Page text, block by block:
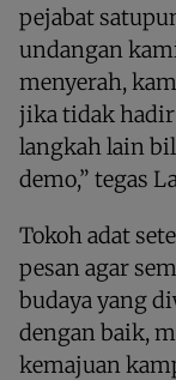
pejabat
undangan
menyerah,
jika tidak
langkah lain
demo,” tegas
Tokoh adat
pesan agar
budaya yang
dengan baik,
kemajuan